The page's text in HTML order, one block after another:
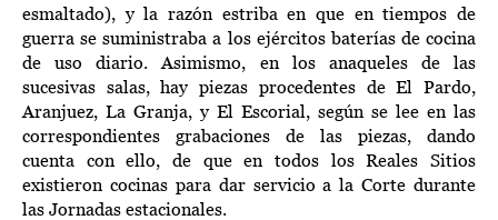
esmaltado), y la razón estriba en que en tiempos de
guerra se suministraba a los ejércitos baterías de cocina
de uso diario.
Asimismo, en los anaqueles de las
sucesivas salas, hay piezas procedentes de El Pardo,
Aranjuez, La Granja, y El Escorial, según se lee en las
correspondientes grabaciones de las piezas, dando
cuenta con ello, de que en todos los Reales Sitios
existieron cocinas para dar servicio a la Corte durante
las Jornadas estacionales.